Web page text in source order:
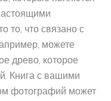
то, что связано с
можете
древо, которое
Книга с вашими
фотографий может